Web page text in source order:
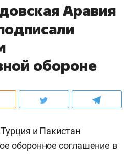
Аравия
обороне
и Пакистан
оборонное соглашение в